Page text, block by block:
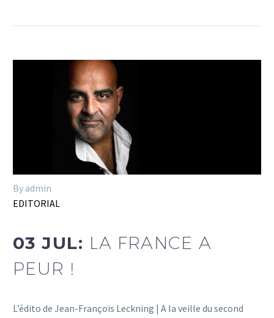
By admin
EDITORIAL
03 JUL: LA FRANCE A
PEUR !
L’édito de Jean-François Leckning | A la veille du second